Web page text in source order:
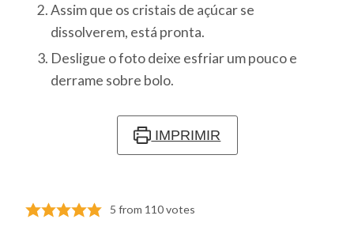
Assim que os cristais de açúcar se
dissolverem, está pronta.
Desligue o foto deixe esfriar um pouco e
derrame sobre bolo.
IMPRIMIR
5 from 110votes